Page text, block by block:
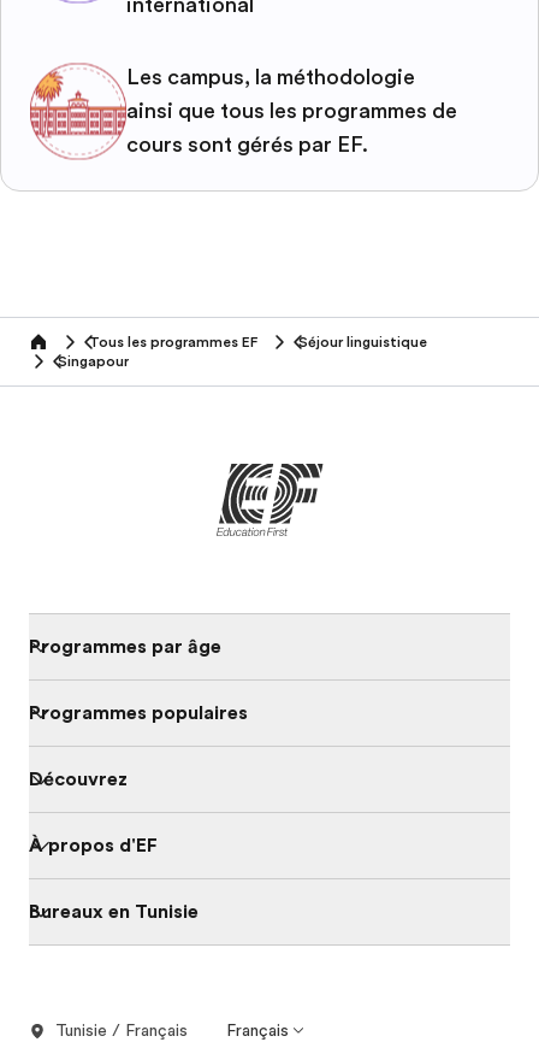
international
Les campus, la méthodologie
ainsi que tous les programmes de
cours sont gérés par EF.
home Tous les programmes EF
Séjour linguistique
Singapour
Programmes par âge
Programmes populaires
Découvrez
À propos d'EF
Bureaux en Tunisie
Tunisie / Français Français